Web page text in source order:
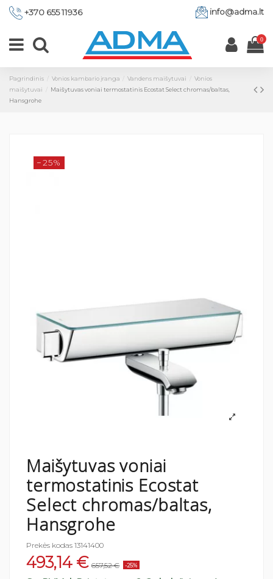
+370 655 11936 info@adma.lt
0
Pagrindinis Vonios kambario įranga Vandens maišytuvai
Vonios
maišytuvai
Maišytuvas voniai termostatinis Ecostat Select chromas/baltas,
Hansgrohe
−25%
Maišytuvas voniai
termostatinis Ecostat
Select chromas/baltas,
Hansgrohe
Prekės kodas 13141400
493,14 € 657,52 € -25%